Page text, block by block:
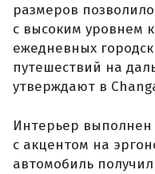
размеров
с высоким уровнем
ежедневных
путешествий на
утверждают в
Интерьер
с акцентом на
автомобиль